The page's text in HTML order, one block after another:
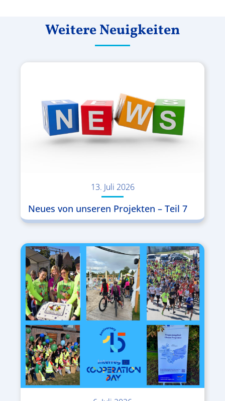
Weitere Neuigkeiten
13. Juli 2026
Neues von unseren Projekten – Teil 7